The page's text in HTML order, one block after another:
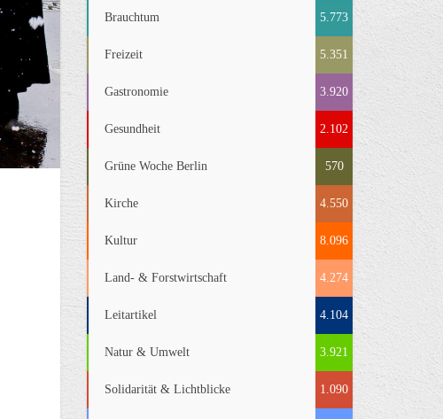
Brauchtum 5.773
Freizeit 5.351
Gastronomie 3.920
Gesundheit 2.102
Grüne Woche Berlin 570
Kirche 4.550
Kultur 8.096
Land- & Forstwirtschaft 4.274
Leitartikel 4.104
Natur & Umwelt 3.921
Solidarität & Lichtblicke 1.090